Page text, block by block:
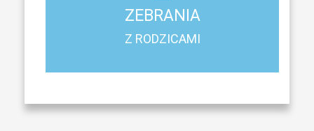
ZEBRANIA
Z RODZICAMI
Harmonogram spotkań i konsultacji z rodzicami